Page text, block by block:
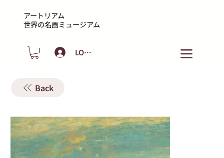
アートリアム
​世界の名画ミュージアム
LOGIN
Back